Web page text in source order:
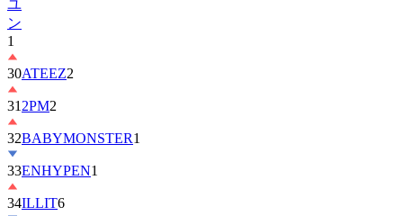
1
30
312PM2
32 BABYMONSTER
33ENHYPEN1
34ILLIT6
35BTOB